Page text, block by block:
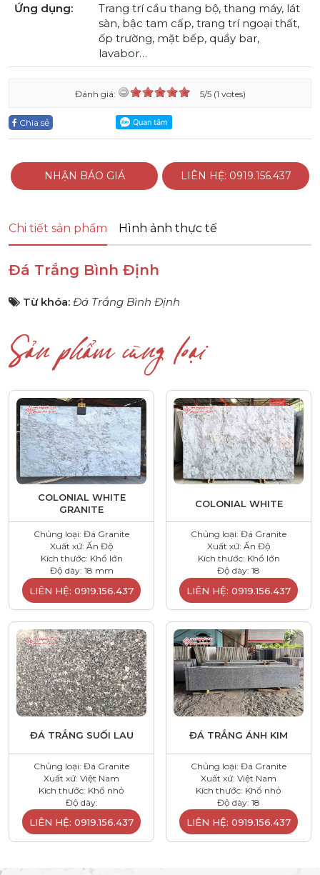
Ứng dụng:
Trang trí cầu thang bộ, thang máy, lát
sàn, bậc tam cấp, trang trí ngoại thất,
ốp trường, mặt bếp, quầy bar,
lavabor…
Đánh giá: 5/5 (1 votes)
Chia sẻ
NHẬN BÁO GIÁ LIÊN HỆ: 0919.156.437
Chi tiết sản phẩm Hình ảnh thực tế
Đá Trắng Bình Định
Từ khóa: Đá Trắng Bình Định
Sản phẩm cùng loại
COLONIAL WHITE
GRANITE
Chủng loại: Đá Granite
Xuất xứ: Ấn Độ
Kích thước: Khổ lớn
Độ dày: 18 mm
LIÊN HỆ: 0919.156.437
COLONIAL WHITE
Chủng loại: Đá Granite
Xuất xứ: Ấn Độ
Kích thước: Khổ lớn
Độ dày: 18
LIÊN HỆ: 0919.156.437
ĐÁ TRẮNG SUỐI LAU
Chủng loại: Đá Granite
Xuất xứ: Việt Nam
Kích thước: Khổ nhỏ
Độ dày:
LIÊN HỆ: 0919.156.437
ĐÁ TRẮNG ÁNH KIM
Chủng loại: Đá Granite
Xuất xứ: Việt Nam
Kích thước: Khổ nhỏ
Độ dày: 18
LIÊN HỆ: 0919.156.437